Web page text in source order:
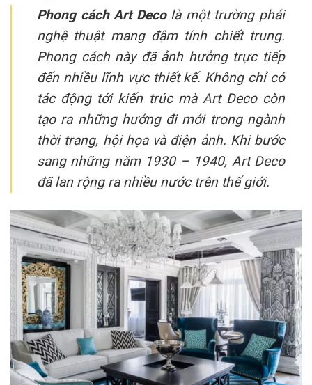
Phong cách Art Decolà một trường phái
nghệ thuật mang đậm tính chiết trung.
Phong cách này đã ảnh hưởng trực tiếp
đến nhiều lĩnh vực thiết kế. Không chỉ có
tác động tới kiến trúc mà Art Deco còn
tạo ra những hướng đi mới trong ngành
thời trang, hội họa và điện ảnh. Khi bước
sang những năm 1930 – 1940, Art Deco
đã lan rộng ra nhiều nước trên thế giới.